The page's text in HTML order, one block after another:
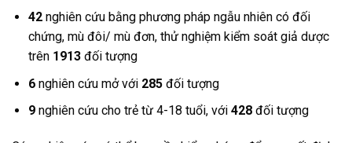
42nghiên cứu bằng phương pháp ngẫu nhiên có đối
chứng, mù đôi/ mù đơn, thử nghiệm kiểm soát giả dược
trên 1913 đối tượng
6nghiên cứu mở với 285đối tượng
9nghiên cứu cho trẻ từ 4-18 tuổi, với 428 đối tượng